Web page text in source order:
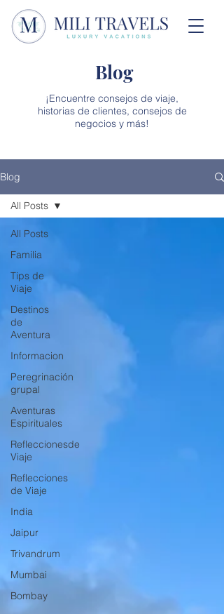
Blog
¡Encuentre consejos de viaje,
historias de clientes, consejos de
negocios y más!
Blog
All Posts
Familia
Tips de
Viaje
Destinos
de
Aventura
Informacion
Peregrinación
grupal
Aventuras
Espirituales
Refleccionesde
Viaje
Reflecciones
de Viaje
India
Jaipur
Trivandrum
Mumbai
Bombay
All Posts